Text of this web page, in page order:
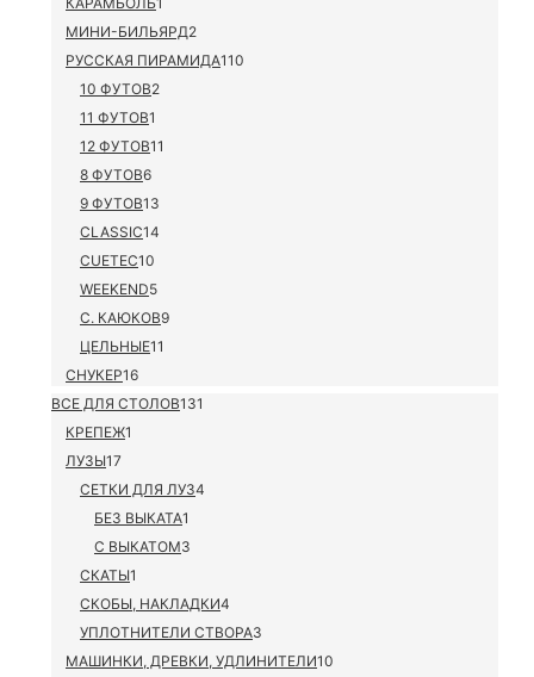
МИНИ-БИЛЬЯРД2
РУССКАЯ ПИРАМИДА110
10 ФУТОВ2
11 ФУТОВ1
12 ФУТОВ11
8 ФУТОВ6
9 ФУТОВ13
CLASSIC14
CUETEC10
WEEKEND5
С. КАЮКОВ9
ЦЕЛЬНЫЕ11
СНУКЕР16
ВСЕ ДЛЯ СТОЛОВ131
КРЕПЕЖ1
ЛУЗЫ17
СЕТКИ ДЛЯ ЛУЗ4
БЕЗ ВЫКАТА1
С ВЫКАТОМ3
СКАТЫ1
СКОБЫ, НАКЛАДКИ4
УПЛОТНИТЕЛИ СТВОРА3
МАШИНКИ, ДРЕВКИ, УДЛИНИТЕЛИ10